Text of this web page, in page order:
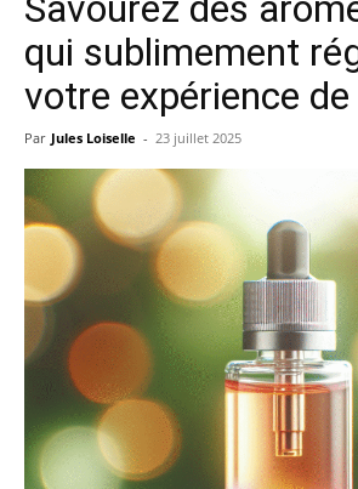
qui sublimement
votre expérience
Par Jules Loiselle - 23 juillet 2025